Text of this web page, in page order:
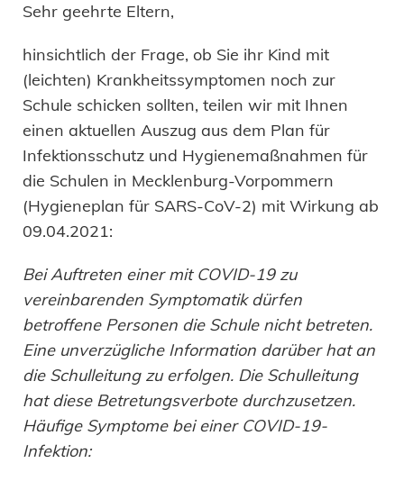
Sehr geehrte Eltern,
hinsichtlich der Frage, ob Sie ihr Kind mit
(leichten) Krankheitssymptomen noch zur
Schule schicken sollten, teilen wir mit Ihnen
einen aktuellen Auszug aus dem Plan für
Infektionsschutz und Hygienemaßnahmen für
die Schulen in Mecklenburg-Vorpommern
(Hygieneplan für SARS-CoV-2) mit Wirkung ab
09.04.2021:
Bei Auftreten einer mit COVID-19 zu
vereinbarenden Symptomatik dürfen
betroffene Personen die Schule nicht betreten.
Eine unverzügliche Information darüber hat an
die Schulleitung zu erfolgen. Die Schulleitung
hat diese Betretungsverbote durchzusetzen.
Häufige Symptome bei einer COVID-19-
Infektion: